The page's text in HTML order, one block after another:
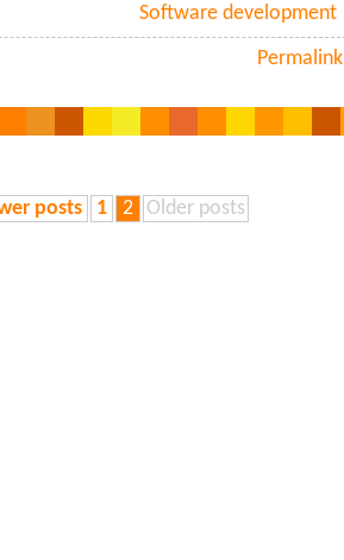
Software development
Permalink
posts 1 2 Older posts